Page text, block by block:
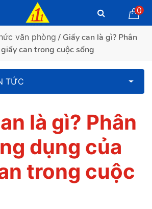
0
văn phòng / Giấy can là gì? Phân
can trong cuộc sống
TỨC
là gì? Phân
dụng của
trong cuộc